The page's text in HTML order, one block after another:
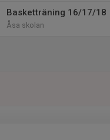
Basketträning 16/17/18
Åsa skolan